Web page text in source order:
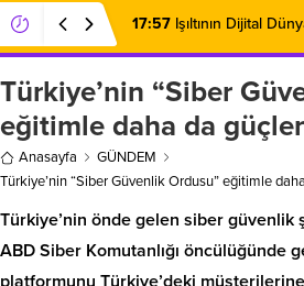
17:57 Işıltının Dijital
Türkiye’nin “Siber
eğitimle daha da
Anasayfa
GÜNDEM
Türkiye’nin “Siber Güvenlik Ordusu” eğitimle
Türkiye’nin önde gelen siber güvenlik
ABD Siber Komutanlığı öncülüğünde
platformunu Türkiye’deki